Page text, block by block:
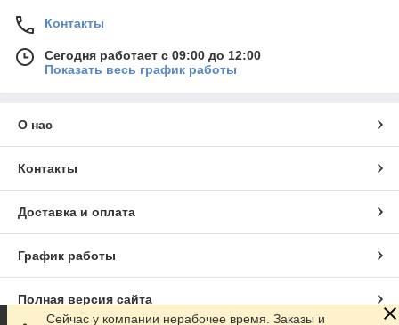
Контакты
Сегодня работает с 09:00 до 12:00
Показать весь график работы
О нас
Контакты
Доставка и оплата
График работы
Полная версия сайта
Сейчас у компании нерабочее время. Заказы и